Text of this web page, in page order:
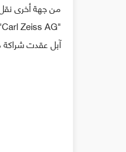
آبل عقدت شراكة